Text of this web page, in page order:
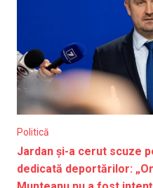
Politică
Jardan și-a cerut scuze
dedicată deportărilor: